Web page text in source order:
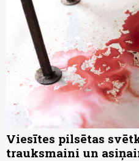
Viesītes pilsētas
trauksmaini un